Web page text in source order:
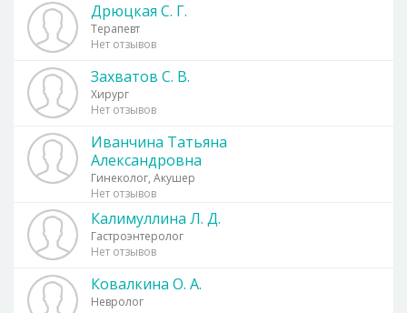
Дрюцкая С. Г.
Терапевт
Нет отзывов
Захватов С. В.
Хирург
Нет отзывов
Иванчина Татьяна
Александровна
Гинеколог, Акушер
Нет отзывов
Калимуллина Л. Д.
Гастроэнтеролог
Нет отзывов
Ковалкина О. А.
Невролог